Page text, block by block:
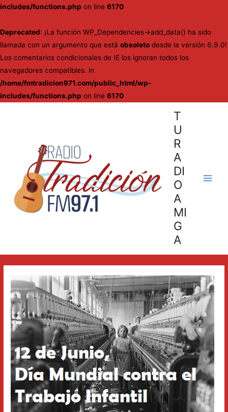
includes/functions.php on line 6170
Deprecated: ¡La función WP_Dependencies->add_data() ha sido
llamada con un argumento que está obsoleto desde la versión 6.9.0!
Los comentarios condicionales de IE los ignoran todos los
navegadores compatibles. in
/home/fmtradicion971.com/public_html/wp-
includes/functions.php on line 6170
T
U
R
A
DI
O
A
MI
G
A